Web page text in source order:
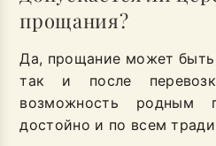
прощания?
Да, прощание может быть
так и после
возможность родным
достойно и по всем